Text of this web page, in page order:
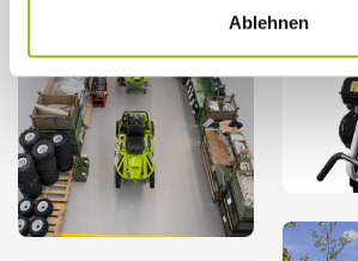
Ablehnen